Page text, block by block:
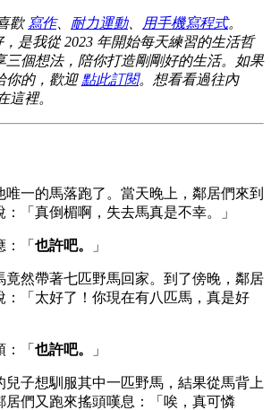
歡 寫作、 耐力運動、 用手機寫程式。
，是我從 2023 年開始每天練習的生活哲
三個想法，陪你打造剛剛好的生活。如果
你的，歡迎 點此訂閱。想看看過往內
這裡。
一的馬落跑了。當天晚上，鄰居們來到
「真倒楣啊，失去馬真是不幸。」
「 也許吧。 」
竟然帶著七匹野馬回家。到了傍晚，鄰居
：「太好了！你現在有八匹馬，真是好
「 也許吧。 」
兒子想馴服其中一匹野馬，結果從馬背上
居們又跑來搖頭嘆息：「唉，真可憐